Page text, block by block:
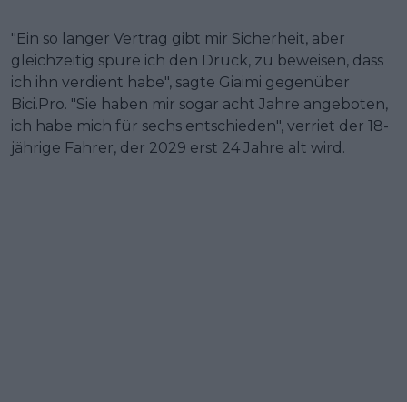
"Ein so langer Vertrag gibt mir Sicherheit, aber
gleichzeitig spüre ich den Druck, zu beweisen, dass
ich ihn verdient habe", sagte Giaimi gegenüber
Bici.Pro. "Sie haben mir sogar acht Jahre angeboten,
ich habe mich für sechs entschieden", verriet der 18-
jährige Fahrer, der 2029 erst 24 Jahre alt wird.